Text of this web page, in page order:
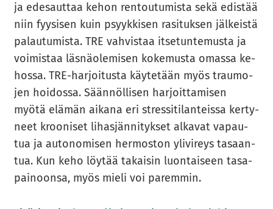
ja ede­saut­taa kehon ren­tou­tu­mis­ta sekä edis­tää
niin fyy­si­sen kuin psyyk­ki­sen ra­si­tuk­sen jäl­keis­tä
pa­lau­tu­mis­ta. TRE vah­vis­taa it­se­tun­te­mus­ta ja
voi­mis­taa läs­nä­ole­mi­sen ko­ke­mus­ta omas­sa ke­
hos­sa. TRE-​​harjoitusta käy­te­tään myös trau­mo­
jen hoi­dos­sa. Sään­nöl­li­sen har­joit­ta­mi­sen
myötä elä­män ai­ka­na eri stres­si­ti­lan­teis­sa ker­ty­
neet kroo­ni­set li­has­jän­ni­tyk­set al­ka­vat va­pau­
tua ja au­to­no­mi­sen her­mos­ton yli­vi­reys ta­saan­
tua. Kun keho löy­tää ta­kai­sin luon­tai­seen ta­sa­
pai­noon­sa, myös mieli voi pa­rem­min.